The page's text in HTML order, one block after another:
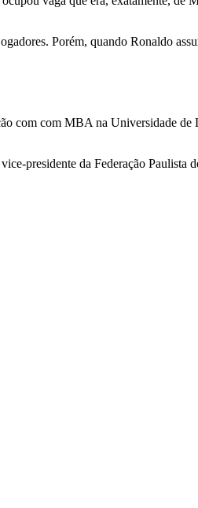
Porém, quando Ronaldo
com com MBA na Universidade
presidente da Federação Paulista